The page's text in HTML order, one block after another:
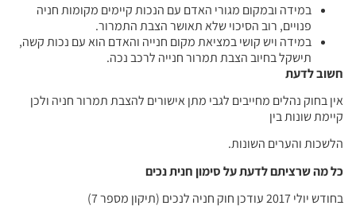
במידה ובמקום מגורי האדם עם הנכות קיימים מקומות חניה
פנויים, רוב הסיכוי שלא תאושר הצבת התמרור.
במידה ויש קושי במציאת מקום חנייה והאדם הוא עם נכות קשה,
תישקל בחיוב הצבת תמרור חנייה לרכב נכה.
חשוב לדעת
אין בחוק נהלים מחייבים לגבי מתן אישורים להצבת תמרור חניה ולכן
קיימת שונות בין
הלשכות והערים השונות.
כל מה שרציתם לדעת על סימון חנית נכים
בחודש יולי 2017 עודכן חוק חניה לנכים (תיקון מספר 7)